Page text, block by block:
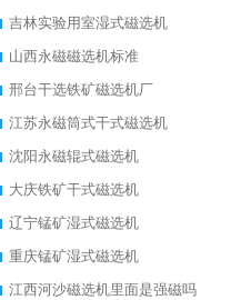
吉林实验用室湿式磁选机
山西永磁磁选机标准
邢台干选铁矿磁选机厂
江苏永磁筒式干式磁选机
沈阳永磁辊式磁选机
大庆铁矿干式磁选机
辽宁锰矿湿式磁选机
重庆锰矿湿式磁选机
江西河沙磁选机里面是强磁吗